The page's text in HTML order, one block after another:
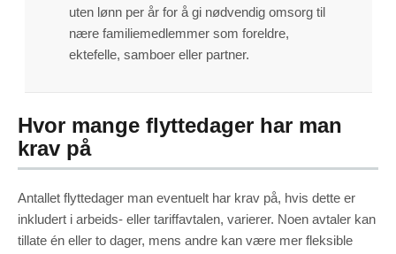
uten lønn per år for å gi nødvendig omsorg til
nære familiemedlemmer som foreldre,
ektefelle, samboer eller partner.
Hvor mange flyttedager har man
krav på
Antallet flyttedager man eventuelt har krav på, hvis dette er
inkludert i arbeids- eller tariffavtalen, varierer. Noen avtaler kan
tillate én eller to dager, mens andre kan være mer fleksible